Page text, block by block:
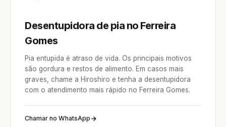
Desentupidora de pia no Ferreira
Gomes
Pia entupida é atraso de vida. Os principais motivos
são gordura e restos de alimento. Em casos mais
graves, chame a Hiroshiro e tenha a desentupidora
com o atendimento mais rápido no Ferreira Gomes.
Chamar no WhatsApp